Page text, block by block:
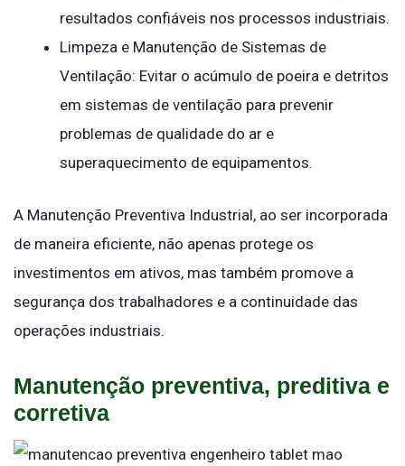
resultados confiáveis nos processos industriais.
Limpeza e Manutenção de Sistemas de
Ventilação: Evitar o acúmulo de poeira e detritos
em sistemas de ventilação para prevenir
problemas de qualidade do ar e
superaquecimento de equipamentos.
A Manutenção Preventiva Industrial, ao ser incorporada
de maneira eficiente, não apenas protege os
investimentos em ativos, mas também promove a
segurança dos trabalhadores e a continuidade das
operações industriais.
Manutenção preventiva, preditiva e
corretiva